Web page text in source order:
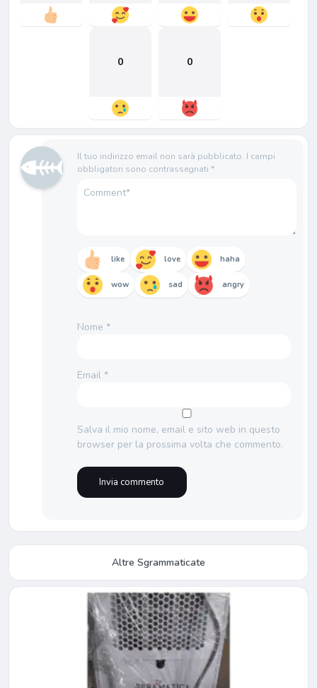
0 0
Il tuo indirizzo email non sarà pubblicato. I campi
obbligatori sono contrassegnati *
like love haha
wow sad angry
Nome *
Email *
Salva il mio nome, email e sito web in questo
browser per la prossima volta che commento.
Altre Sgrammaticate